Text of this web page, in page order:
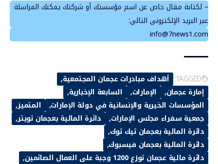
– لكتابة مقال خاص عن اسم مؤسستك أو شركتك يمكنك المراسلة
عبر البريد الإلكتروني التالي:
info@7news1.com
TAGGED: أهداف مبادرات عجمان المجتمعية
إمارة عجمان
الإمارات
السابعة الإخبارية
المؤسسات الخيرية والإنسانية في دولة الإمارات
المتميز
جمعية سفراء مجلس الإمارات
دائرة المالية بعجمان تويتر
دائرة المالية بعجمان تيك توك
دائرة المالية بعجمان فيسبوك
دائرة مالية عجمان توزع 1200 وجبة على العمال الصائمين